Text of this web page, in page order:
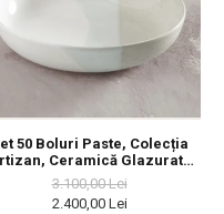
50 Boluri Paste, Colecția
Ceramică Glazurată
Horeca, Diametrul 23
Cm
3.100,00 Lei
2.400,00 Lei